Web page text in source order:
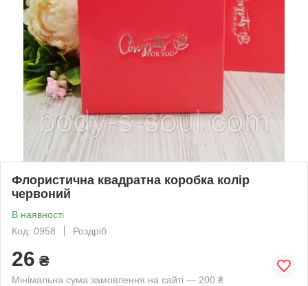
Флористична квадратна коробка колір
червоний
В наявності
Код: 0958
Роздріб
26 ₴
Мінімальна сума замовлення на сайті — 200 ₴